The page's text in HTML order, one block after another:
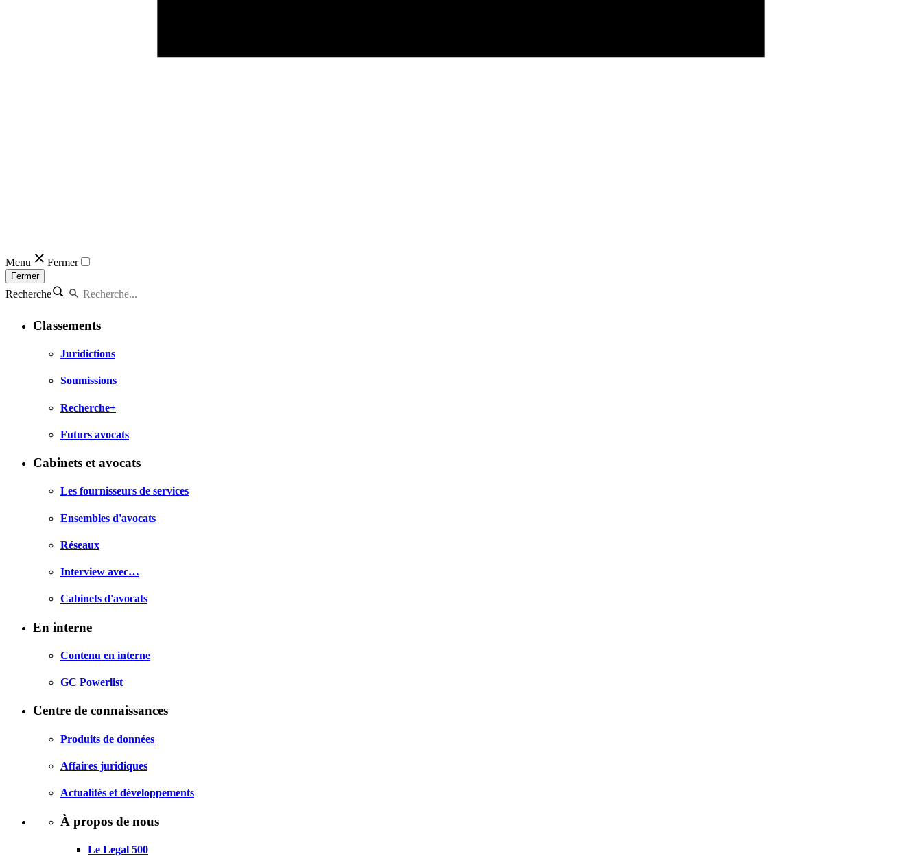
Menu Fermer
Fermer
Recherche
Classements
Juridictions
Soumissions
Recherche+
Futurs avocats
Cabinets et avocats
Les fournisseurs de services
Ensembles d'avocats
Réseaux
Interview avec…
Cabinets d'avocats
En interne
Contenu en interne
GC Powerlist
Centre de connaissances
Produits de données
Affaires juridiques
Actualités et développements
À propos de nous
Le Legal 500